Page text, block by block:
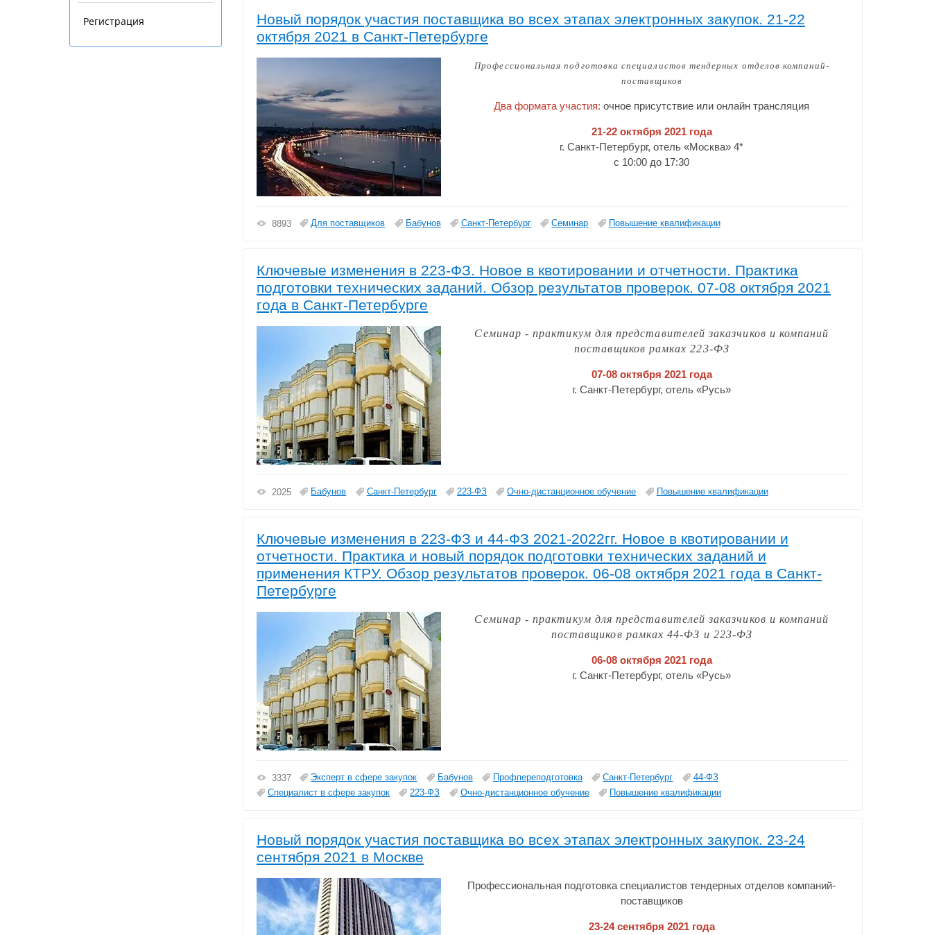
Регистрация
Новый порядок участия поставщика во всех этапах электронных закупок. 21-22
октября 2021 в Санкт-Петербурге
Профессиональная подготовка специалистов тендерных отделов компаний-
поставщиков
Два формата участия: очное присутствие или онлайн трансляция
21-22 октября 2021 года
г. Санкт-Петербург, отель «Москва» 4*
с 10:00 до 17:30
8893 Для поставщиков Бабунов Санкт-Петербург Семинар Повышение квалификации
Ключевые изменения в 223-ФЗ. Новое в квотировании и отчетности. Практика
подготовки технических заданий. Обзор результатов проверок. 07-08 октября 2021
года в Санкт-Петербурге
Семинар - практикум для представителей заказчиков и компаний
поставщиков рамках 223-ФЗ
07-08 октября 2021 года
г. Санкт-Петербург, отель «Русь»
2025 Бабунов Санкт-Петербург 223-ФЗ Очно-дистанционное обучение Повышение квалификации
Ключевые изменения в 223-ФЗ и 44-ФЗ 2021-2022гг. Новое в квотировании и
отчетности. Практика и новый порядок подготовки технических заданий и
применения КТРУ. Обзор результатов проверок. 06-08 октября 2021 года в Санкт-
Петербурге
Семинар - практикум для представителей заказчиков и компаний
поставщиков рамках 44-ФЗ и 223-ФЗ
06-08 октября 2021 года
г. Санкт-Петербург, отель «Русь»
3337 Эксперт в сфере закупок Бабунов Профпереподготовка Санкт-Петербург
44-ФЗ
Специалист в сфере закупок
223-ФЗ Очно-дистанционное обучение Повышение квалификации
Новый порядок участия поставщика во всех этапах электронных закупок. 23-24
сентября 2021 в Москве
Профессиональная подготовка специалистов тендерных отделов компаний-
поставщиков
23-24 сентября 2021 года